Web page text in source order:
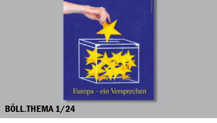
BÖLL.THEMA 1/24